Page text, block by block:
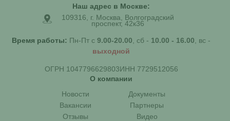
Наш адрес в Москве:
109316, г. Москва, Волгоградский
проспект, 42к36
Время работы: Пн-Пт с 9.00-20.00 , сб - 10.00 - 16.00 , вс -
выходной
ОГРН 1047796629803ИНН 7729512056
О компании
Новости
Документы
Вакансии
Партнеры
Отзывы
Видео